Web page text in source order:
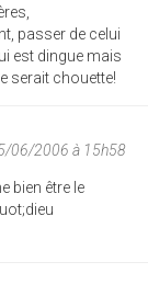
passer de celui
est dingue mais
serait chouette!
06/2006 à 15h58
bien être le